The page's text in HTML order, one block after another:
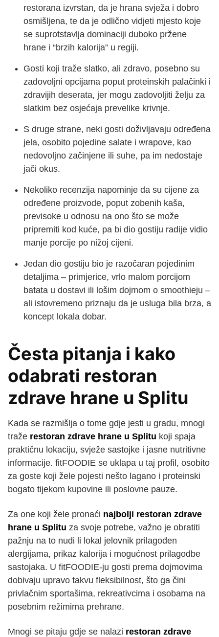
restorana izvrstan, da je hrana svježa i dobro
osmišljena, te da je odlično vidjeti mjesto koje
se suprotstavlja dominaciji duboko pržene
hrane i “brzih kalorija” u regiji.
Gosti koji traže slatko, ali zdravo, posebno su
zadovoljni opcijama poput proteinskih palačinki i
zdravijih deserata, jer mogu zadovoljiti želju za
slatkim bez osjećaja prevelike krivnje.
S druge strane, neki gosti doživljavaju određena
jela, osobito pojedine salate i wrapove, kao
nedovoljno začinjene ili suhe, pa im nedostaje
jači okus.
Nekoliko recenzija napominje da su cijene za
određene proizvode, poput zobenih kaša,
previsoke u odnosu na ono što se može
pripremiti kod kuće, pa bi dio gostiju radije vidio
manje porcije po nižoj cijeni.
Jedan dio gostiju bio je razočaran pojedinim
detaljima – primjerice, vrlo malom porcijom
batata u dostavi ili lošim dojmom o smoothieju –
ali istovremeno priznaju da je usluga bila brza, a
koncept lokala dobar.
Česta pitanja i kako
odabrati restoran
zdrave hrane u Splitu
Kada se razmišlja o tome gdje jesti u gradu, mnogi
traže restoran zdrave hrane u Splitu koji spaja
praktičnu lokaciju, svježe sastojke i jasne nutritivne
informacije. fitFOODIE se uklapa u taj profil, osobito
za goste koji žele pojesti nešto lagano i proteinski
bogato tijekom kupovine ili poslovne pauze.
Za one koji žele pronaći najbolji restoran zdrave
hrane u Splitu za svoje potrebe, važno je obratiti
pažnju na to nudi li lokal jelovnik prilagođen
alergijama, prikaz kalorija i mogućnost prilagodbe
sastojaka. U fitFOODIE-ju gosti prema dojmovima
dobivaju upravo takvu fleksibilnost, što ga čini
privlačnim sportašima, rekreativcima i osobama na
posebnim režimima prehrane.
Mnogi se pitaju gdje se nalazi restoran zdrave